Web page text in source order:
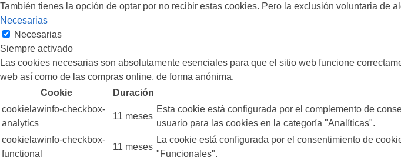
También tienes la opción de optar por no recibir estas cookies. Pero la exclusión voluntaria de
Necesarias
Necesarias
Siempre activado
Las cookies necesarias son absolutamente esenciales para que el sitio web funcione
web así como de las compras online, de forma anónima.
Cookie
Duración
cookielawinfo-checkbox-
analytics
11 meses
Esta cookie está configurada por el complemento de
usuario para las cookies en la categoría "Analíticas".
cookielawinfo-checkbox-
functional
11 meses
La cookie está configurada por el consentimiento de
"Funcionales".